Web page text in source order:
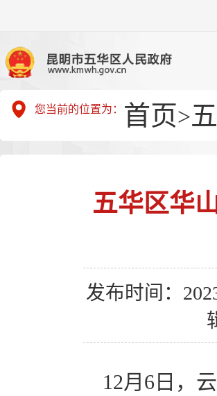
您当前的位置为： 首页>
五华区华
发布时间：
12月6日，